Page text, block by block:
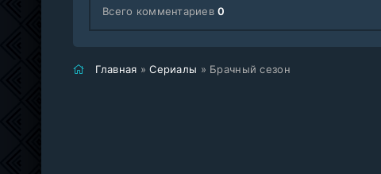
Всего комментариев0
Главная »Сериалы » Брачный сезон